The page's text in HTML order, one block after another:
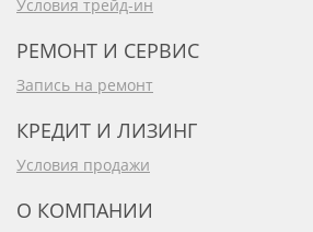
Условия трейд-ин
РЕМОНТ И СЕРВИС
Запись на ремонт
КРЕДИТ И ЛИЗИНГ
Условия продажи
О КОМПАНИИ